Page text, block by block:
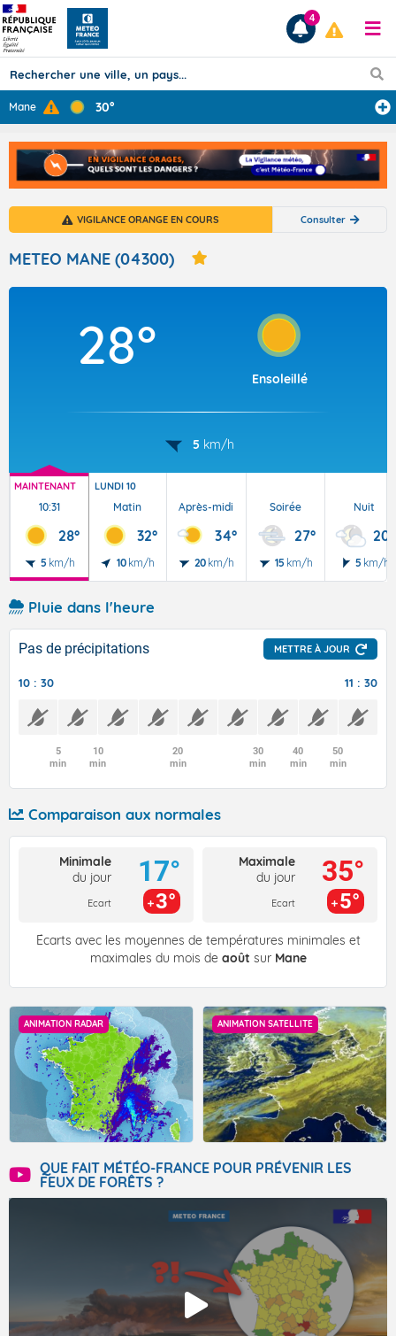
Prévisions
TOUS LES RÉSULTATS
Articles
4
Mane 30°
VIGILANCE ORANGE EN COURS Consulter
METEO MANE (04300)
28°
Ensoleillé
5 km/h
MAINTENANT
10:31
28°
5 km/h
LUNDI 10
Matin
32°
10 km/h
Après-midi
34°
20 km/h
Soirée
27°
15 km/h
Nuit
20°
5 km/h
Pluie dans l'heure
Pas de précipitations METTRE À JOUR
10 : 30 11 : 30
5
min
10
min
20
min
30
min
40
min
50
min
Comparaison aux normales
Minimale
du jour
Ecart
17°
3°
Maximale
du jour
Ecart
35°
5°
Écarts avec les moyennes de températures minimales et
maximales du mois de août sur Mane
ANIMATION RADAR ANIMATION SATELLITE
QUE FAIT MÉTÉO-FRANCE POUR PRÉVENIR LES
FEUX DE FORÊTS ?